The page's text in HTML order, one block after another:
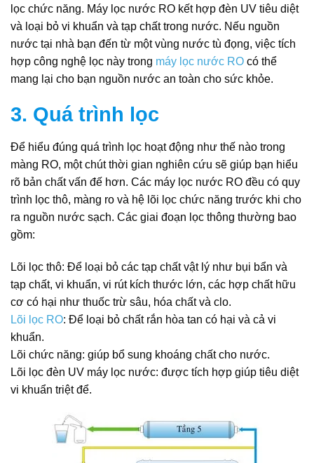
lọc chức năng. Máy lọc nước RO kết hợp đèn UV tiêu diệt
và loại bỏ vi khuẩn và tạp chất trong nước. Nếu nguồn
nước tại nhà bạn đến từ một vùng nước tù đọng, việc tích
hợp công nghệ lọc này trong máy lọc nước RO có thể
mang lại cho bạn nguồn nước an toàn cho sức khỏe.
3. Quá trình lọc
Để hiểu đúng quá trình lọc hoạt động như thế nào trong
màng RO, một chút thời gian nghiên cứu sẽ giúp bạn hiểu
rõ bản chất vấn đế hơn. Các máy lọc nước RO đều có quy
trình lọc thô, màng ro và hệ lõi lọc chức năng trước khi cho
ra nguồn nước sạch. Các giai đoạn lọc thông thường bao
gồm:
Lõi lọc thô: Để loại bỏ các tạp chất vật lý như bụi bẩn và
tạp chất, vi khuẩn, vi rút kích thước lớn, các hợp chất hữu
cơ có hại như thuốc trừ sâu, hóa chất và clo.
Lõi lọc RO: Để loại bỏ chất rắn hòa tan có hại và cả vi
khuẩn.
Lõi chức năng: giúp bổ sung khoáng chất cho nước.
Lõi lọc đèn UV máy lọc nước: được tích hợp giúp tiêu diệt
vi khuẩn triệt để.